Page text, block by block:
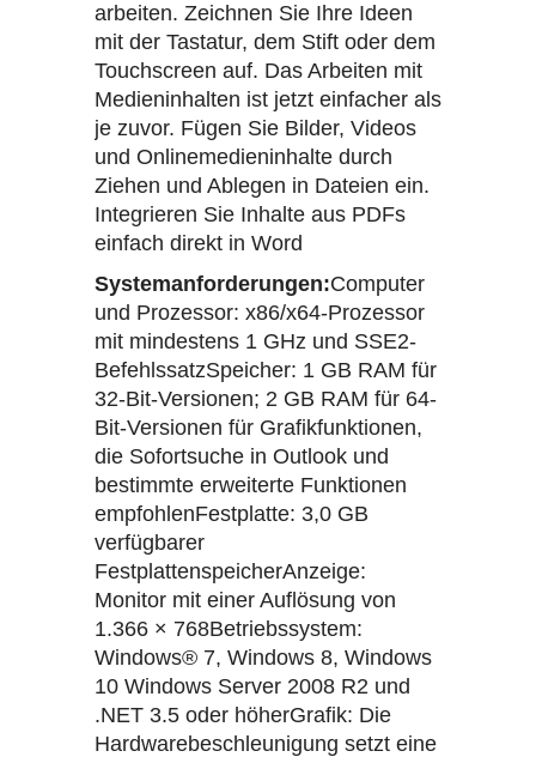
arbeiten. Zeichnen Sie Ihre Ideen
mit der Tastatur, dem Stift oder dem
Touchscreen auf. Das Arbeiten mit
Medieninhalten ist jetzt einfacher als
je zuvor. Fügen Sie Bilder, Videos
und Onlinemedieninhalte durch
Ziehen und Ablegen in Dateien ein.
Integrieren Sie Inhalte aus PDFs
einfach direkt in Word
Systemanforderungen:Computer
und Prozessor: x86/x64-Prozessor
mit mindestens 1 GHz und SSE2-
BefehlssatzSpeicher: 1 GB RAM für
32-Bit-Versionen; 2 GB RAM für 64-
Bit-Versionen für Grafikfunktionen,
die Sofortsuche in Outlook und
bestimmte erweiterte Funktionen
empfohlenFestplatte: 3,0 GB
verfügbarer
FestplattenspeicherAnzeige:
Monitor mit einer Auflösung von
1.366 × 768Betriebssystem:
Windows® 7, Windows 8, Windows
10 Windows Server 2008 R2 und
.NET 3.5 oder höherGrafik: Die
Hardwarebeschleunigung setzt eine